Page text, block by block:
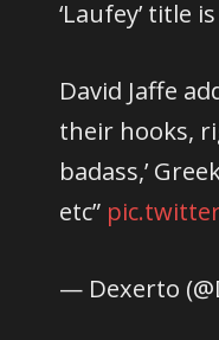
‘Laufey’ title
David Jaffe
their hooks,
badass,’
etc”
— Dexerto